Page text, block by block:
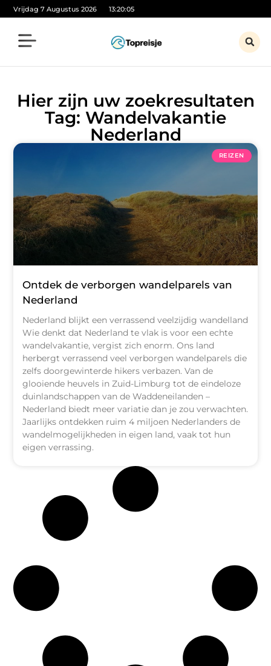
Vrijdag 7 Augustus 2026 13:20:05
Hier zijn uw zoekresultaten
Tag: Wandelvakantie
Nederland
REIZEN
Ontdek de verborgen wandelparels van
Nederland
Nederland blijkt een verrassend veelzijdig wandelland
Wie denkt dat Nederland te vlak is voor een echte
wandelvakantie, vergist zich enorm. Ons land
herbergt verrassend veel verborgen wandelparels die
zelfs doorgewinterde hikers verbazen. Van de
glooiende heuvels in Zuid-Limburg tot de eindeloze
duinlandschappen van de Waddeneilanden –
Nederland biedt meer variatie dan je zou verwachten.
Jaarlijks ontdekken ruim 4 miljoen Nederlanders de
wandelmogelijkheden in eigen land, vaak tot hun
eigen verrassing.